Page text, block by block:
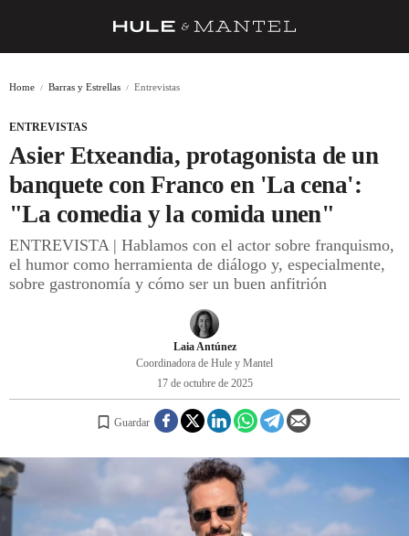
BARRAS Y ESTRELLAS
DÓNDE COMER
ÍDOLOS DE MESAS
CUADERNO DE VIAJE
REGISTRO
INICIAR SESIÓN
Home Barras y Estrellas Entrevistas
ENTREVISTAS
Asier Etxeandia, protagonista de un
banquete con Franco en 'La cena':
"La comedia y la comida unen"
ENTREVISTA | Hablamos con el actor sobre franquismo,
el humor como herramienta de diálogo y, especialmente,
sobre gastronomía y cómo ser un buen anfitrión
Laia Antúnez
Coordinadora de Hule y Mantel
17 de octubre de 2025
Guardar